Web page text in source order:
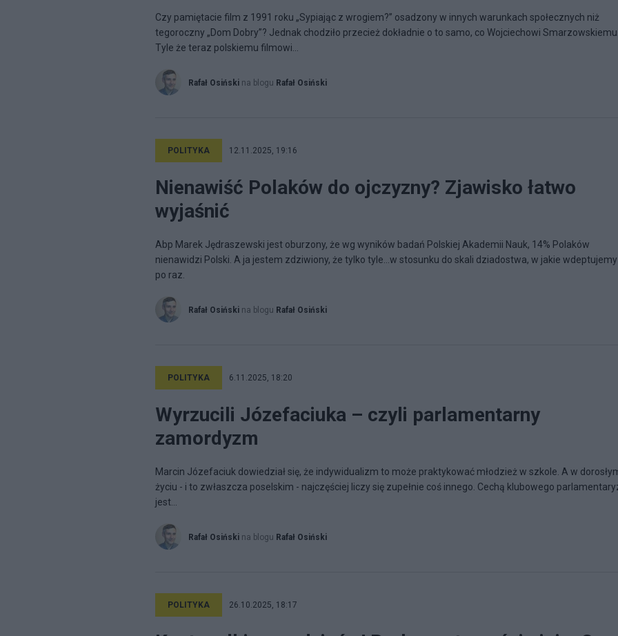
Czy pamiętacie film z 1991 roku „Sypiając z wrogiem?” osadzony w innych warunkach społecznych niż
tegoroczny „Dom Dobry”? Jednak chodziło przecież dokładnie o to samo, co Wojciechowi
Tyle że teraz polskiemu filmowi...
Rafał Osiński na blogu Rafał Osiński
POLITYKA 12.11.2025, 19:16
Nienawiść Polaków do ojczyzny? Zjawisko łatwo
wyjaśnić
Abp Marek Jędraszewski jest oburzony, że wg wyników badań Polskiej Akademii Nauk, 14% Polaków
nienawidzi Polski. A ja jestem zdziwiony, że tylko tyle…w stosunku do skali dziadostwa, w jakie
po raz.
Rafał Osiński na blogu Rafał Osiński
POLITYKA 6.11.2025, 18:20
Wyrzucili Józefaciuka – czyli parlamentarny
zamordyzm
Marcin Józefaciuk dowiedział się, że indywidualizm to może praktykować młodzież w szkole. A w
życiu - i to zwłaszcza poselskim - najczęściej liczy się zupełnie coś innego. Cechą klubowego
jest...
Rafał Osiński na blogu Rafał Osiński
POLITYKA 26.10.2025, 18:17